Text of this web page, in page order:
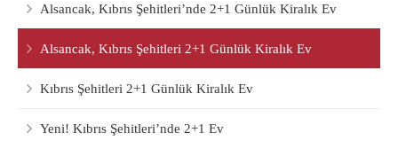
Alsancak, Kıbrıs Şehitleri’nde 2+1 Günlük Kiralık Ev
Alsancak, Kıbrıs Şehitleri 2+1 Günlük Kiralık Ev
Kıbrıs Şehitleri 2+1 Günlük Kiralık Ev
Yeni! Kıbrıs Şehitleri’nde 2+1 Ev